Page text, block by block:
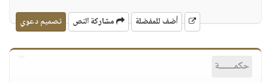
أضف للمفضلة مشاركة النص تصميم دعوي
حكمــــــة